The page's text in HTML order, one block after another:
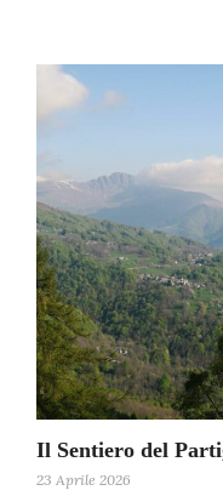
Il Sentiero del
23 Aprile 2026